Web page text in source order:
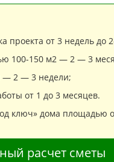
проекта от 3 недель до
100-150 м2 — 2 — 3
— 2 — 3 недели;
от 1 до 3 месяцев.
ключ» дома площадью
расчет сметы